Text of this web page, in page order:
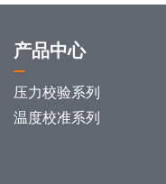
产品中心
压力校验系列
温度校准系列